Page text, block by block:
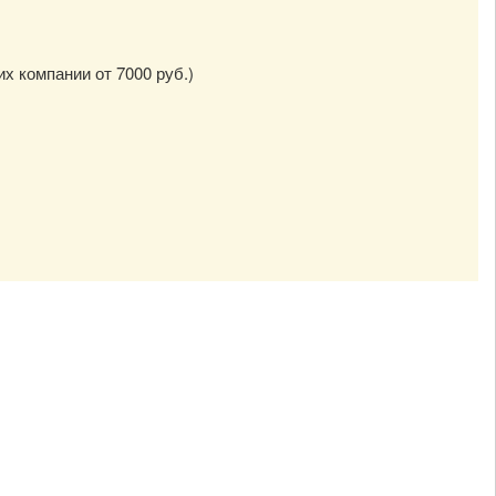
компании от 7000 руб.)